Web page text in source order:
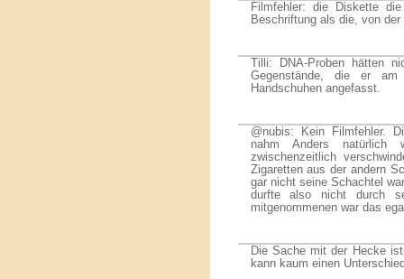
Filmfehler: die Diskette
Beschriftung als die, von
Tilli: DNA-Proben hätten
Gegenstände, die er
Handschuhen angefasst.
@nubis: Kein Filmfehler.
nahm Anders natürlich
zwischenzeitlich
Zigaretten aus der andern
gar nicht seine Schachtel
durfte also nicht durch
mitgenommenen war das
Die Sache mit der Hecke
kann kaum einen